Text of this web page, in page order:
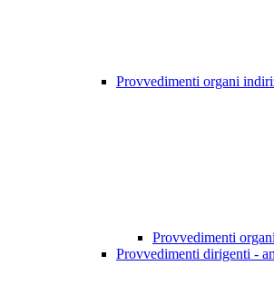
Provvedimenti organi
Provvedimenti
Provvedimenti dirigenti -